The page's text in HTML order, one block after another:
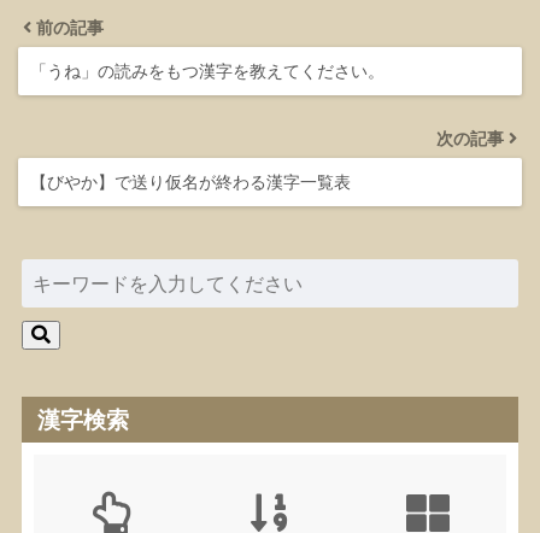
前の記事
「うね」の読みをもつ漢字を教えてください。
次の記事
【びやか】で送り仮名が終わる漢字一覧表
漢字検索